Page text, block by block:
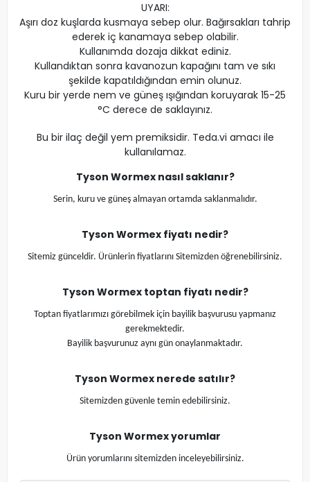
UYARI:
Aşırı doz kuşlarda kusmaya sebep olur. Bağırsakları tahrip
ederek iç kanamaya sebep olabilir.
Kullanımda dozaja dikkat ediniz.
Kullandıktan sonra kavanozun kapağını tam ve sıkı
şekilde kapatıldığından emin olunuz.
Kuru bir yerde nem ve güneş ışığından koruyarak 15-25
°C derece de saklayınız.
Bu bir ilaç değil yem premiksidir. Teda.vi amacı ile
kullanılamaz.
Tyson Wormex nasıl saklanır?
Serin, kuru ve güneş almayan ortamda saklanmalıdır.
Tyson Wormex fiyatı nedir?
Sitemiz günceldir. Ürünlerin fiyatlarını Sitemizden öğrenebilirsiniz.
Tyson Wormex toptan fiyatı nedir?
Toptan fiyatlarımızı görebilmek için bayilik başvurusu yapmanız
gerekmektedir.
Bayilik başvurunuz aynı gün onaylanmaktadır.
Tyson Wormex nerede satılır?
Sitemizden güvenle temin edebilirsiniz.
Tyson Wormex yorumlar
Ürün yorumlarını sitemizden inceleyebilirsiniz.